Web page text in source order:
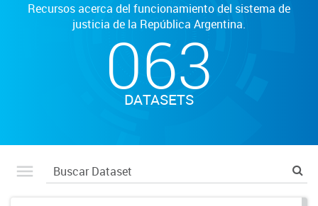
Recursos acerca del funcionamiento del sistema de
justicia de la República Argentina.
063
DATASETS